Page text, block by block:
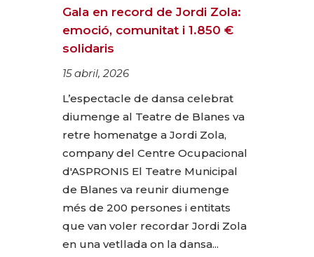
Gala en record de Jordi Zola:
emoció, comunitat i 1.850 €
solidaris
15 abril, 2026
L’espectacle de dansa celebrat
diumenge al Teatre de Blanes va
retre homenatge a Jordi Zola,
company del Centre Ocupacional
d'ASPRONIS El Teatre Municipal
de Blanes va reunir diumenge
més de 200 persones i entitats
que van voler recordar Jordi Zola
en una vetllada on la dansa...